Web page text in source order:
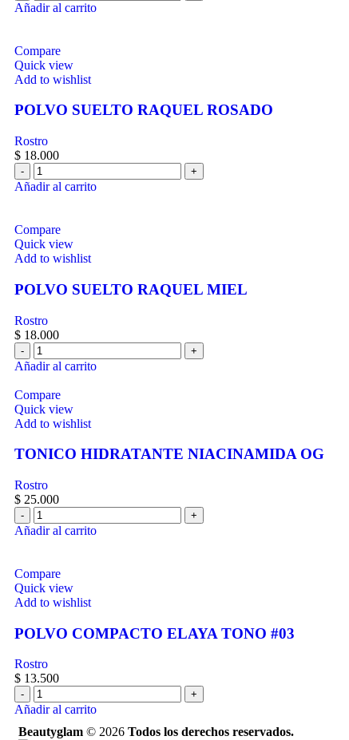
Añadir al carrito
Compare
Quick view
Add to wishlist
POLVO SUELTO RAQUEL ROSADO
Rostro
$ 18.000
Añadir al carrito
Compare
Quick view
Add to wishlist
POLVO SUELTO RAQUEL MIEL
Rostro
$ 18.000
Añadir al carrito
Compare
Quick view
Add to wishlist
TONICO HIDRATANTE NIACINAMIDA OG
Rostro
$ 25.000
Añadir al carrito
Compare
Quick view
Add to wishlist
POLVO COMPACTO ELAYA TONO #03
Rostro
$ 13.500
Añadir al carrito
Beautyglam ©️ 2026 Todos los derechos reservados.